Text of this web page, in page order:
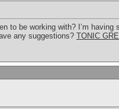
to be working with? I’m
any suggestions? TONIC